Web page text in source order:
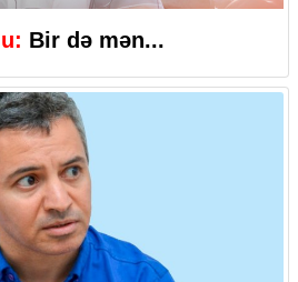
Bir də mən...